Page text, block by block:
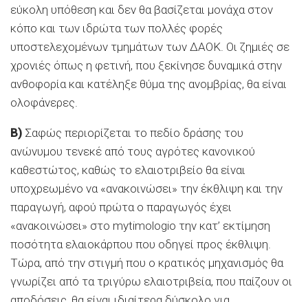
εύκολη υπόθεση και δεν θα βασίζεται µονάχα στον
κόπο και των ιδρώτα των πολλές φορές
υποστελεχοµένων τµηµάτων των ∆ΑΟΚ. Οι ζηµιές σε
χρονιές όπως η φετινή, που ξεκίνησε δυναµικά στην
ανθοφορία και κατέληξε θύµα της ανοµβρίας, θα είναι
ολοφάνερες.
Β) Σαφώς περιορίζεται το πεδίο δράσης του
ανώνυµου τενεκέ από τους αγρότες κανονικού
καθεστώτος, καθώς το ελαιοτριβείο θα είναι
υποχρεωµένο να «ανακοινώσει» την έκθλιψη και την
παραγωγή, αφού πρώτα ο παραγωγός έχει
«ανακοινώσει» στο mytimologio την κατ’ εκτίµηση
ποσότητα ελαιοκάρπου που οδηγεί προς έκθλιψη.
Τώρα, από την στιγµή που ο κρατικός µηχανισµός θα
γνωρίζει από τα τριγύρω ελαιοτριβεία, που παίζουν οι